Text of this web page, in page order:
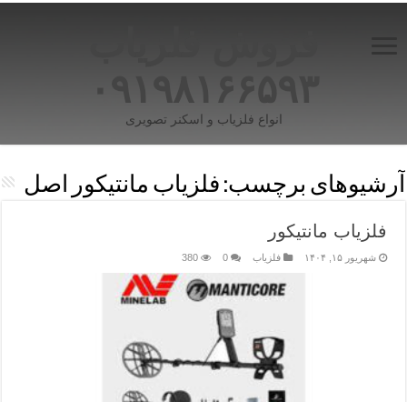
۰۹۱۹۸۱۶۶۵۹۳
انواع فلزیاب و اسکنر تصویری
آرشیوهای برچسب: فلزیاب مانتیکور اصل
فلزیاب مانتیکور
شهریور ۱۵, ۱۴۰۴ فلزیاب 0
380